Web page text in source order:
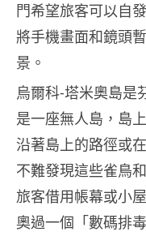
門希望旅客可以自
將手機畫面和鏡頭
景。
烏爾科-塔米奧島是
是一座無人島，島
沿著島上的路徑或
不難發現這些雀鳥
旅客借用帳幕或小
奧過一個「數碼排